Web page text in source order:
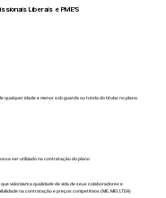
Liberais e PME'S
qualquer idade e menor sob guarda ou tutela do titular no plano.
ser utilizado na contratação do plano
valorizam a qualidade de vida de seus colaboradores e
na contratação e preços competitivos.(ME, MEI, LTDA)